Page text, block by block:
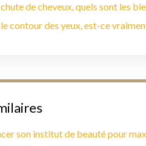
de cheveux, quels sont les
contour des yeux, est-ce
son institut de beauté pour